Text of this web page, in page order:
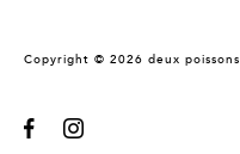
Copyright © 2026 deux